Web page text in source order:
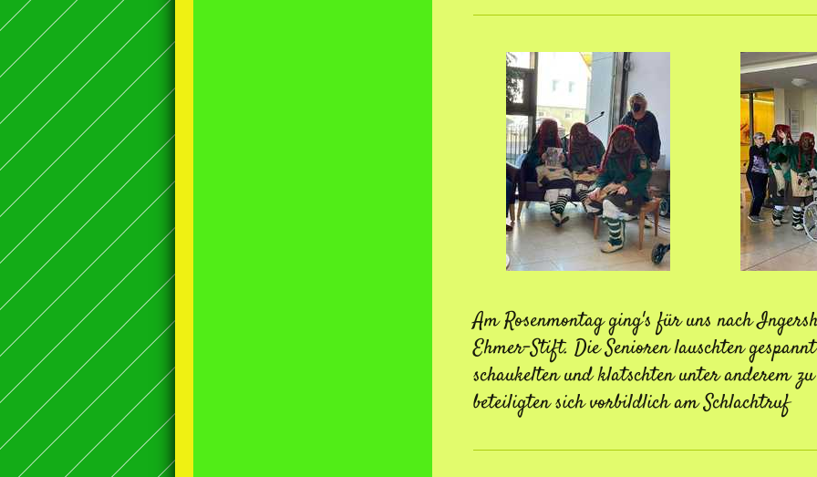
Am Rosenmontag ging's für uns nach
Ehmer-Stift. Die Senioren lauschten
schaukelten und klatschten unter anderem
beteiligten sich vorbildlich am Schlachtruf